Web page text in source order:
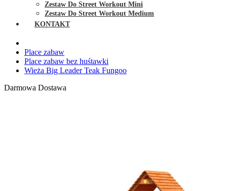
Zestaw Do Street Workout Mini
Zestaw Do Street Workout Medium
KONTAKT
Place zabaw
Place zabaw bez huśtawki
Wieża Big Leader Teak Fungoo
Darmowa Dostawa